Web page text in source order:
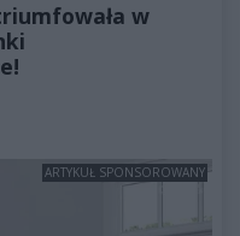
w
ARTYKUŁ SPONSOROWANY